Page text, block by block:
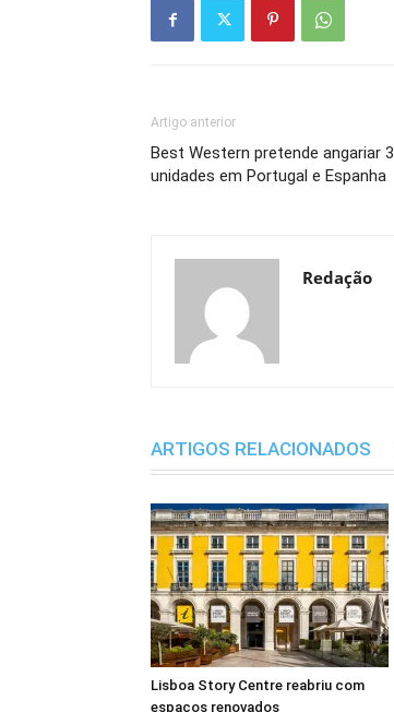
Artigo anterior
Best Western pretende angariar
unidades em Portugal e Espanha
Redação
ARTIGOS RELACIONADOS
Lisboa Story Centre reabriu com
espaços renovados